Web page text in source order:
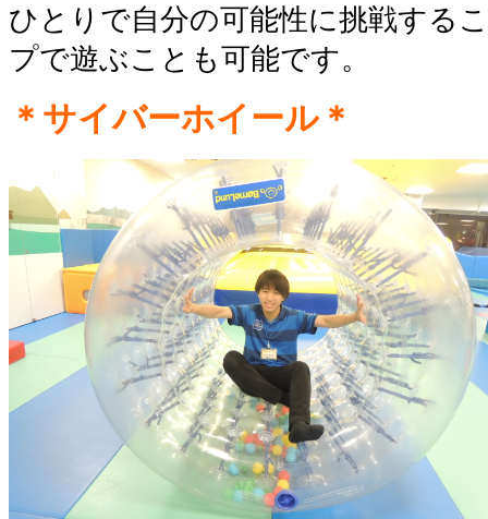
ひとりで自分の可能性に挑戦する
プで遊ぶことも可能です。
＊サイバーホイール＊